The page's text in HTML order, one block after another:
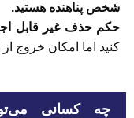
شخص پناهنده هستید.
حکم حذف غیر قابل
کنید اما امکان خروج از
چه کسانی